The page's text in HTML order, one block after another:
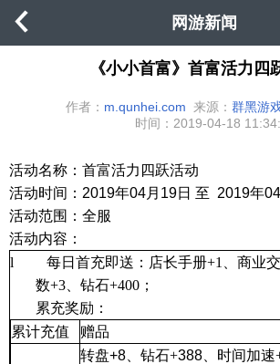
网游新闻
《小小首富》首富活力四
作者： m.qunhei.com 来源： 群黑游
时间： 2019-04-18
活动名称：首富活力四跃活动
活动时间：2019年04月 19日 至 2019年04
活动范围：全服
活动内容：
l
每日首充即送： 店长手册+1 商业
数+3 、钻石+400 ；
累充奖励：
累计充值
赠品
转盘+8 、钻石+388 、时间加速